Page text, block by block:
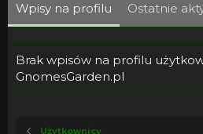
Wpisy na profilu Ostatnie
Brak wpisów na profilu
GnomesGarden.pl
Użytkownicy